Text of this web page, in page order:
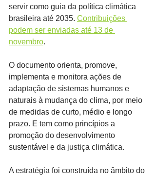
servir como guia da política climática
brasileira até 2035. Contribuições
podem ser enviadas até 13 de
novembro.
O documento orienta, promove,
implementa e monitora ações de
adaptação de sistemas humanos e
naturais à mudança do clima, por meio
de medidas de curto, médio e longo
prazo. E tem como princípios a
promoção do desenvolvimento
sustentável e da justiça climática.
A estratégia foi construída no âmbito do